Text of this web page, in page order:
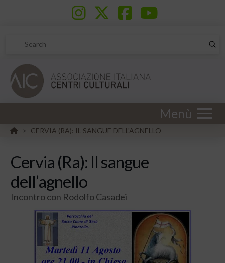
Search
Menù
HOME
> CERVIA (RA): IL SANGUE DELL'AGNELLO
Cervia (Ra): Il sangue
dell’agnello
Incontro con Rodolfo Casadei